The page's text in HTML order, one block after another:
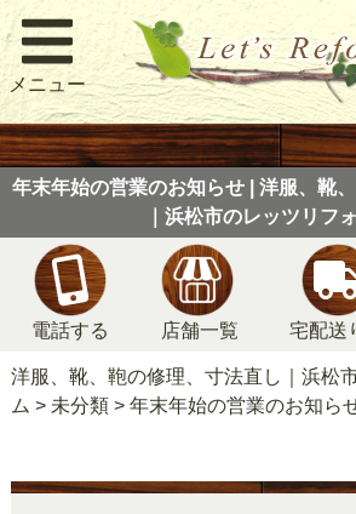
メニュー
年末年始の営業のお知らせ | 洋服、靴
｜浜松市のレッツリフ
電話する 店舗一覧 宅配送
洋服、靴、鞄の修理、寸法直し｜浜松
ム > 未分類> 年末年始の営業のお知ら